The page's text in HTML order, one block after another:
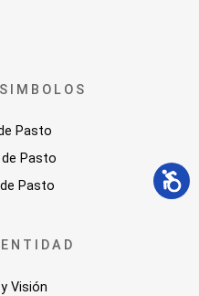
Pasto
de Pasto
Pasto
Visión